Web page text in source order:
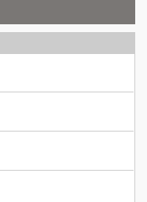
台北
100萬 ~150萬
新北市